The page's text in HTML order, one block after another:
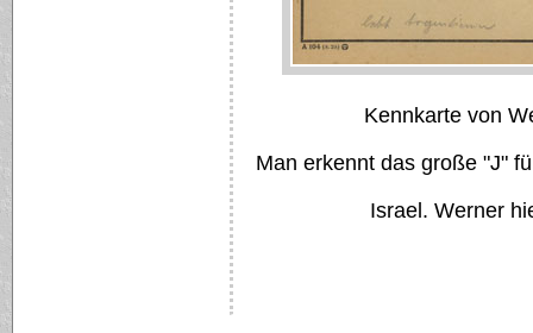
Kennkarte von
Man erkennt das große "J"
Israel. Werner